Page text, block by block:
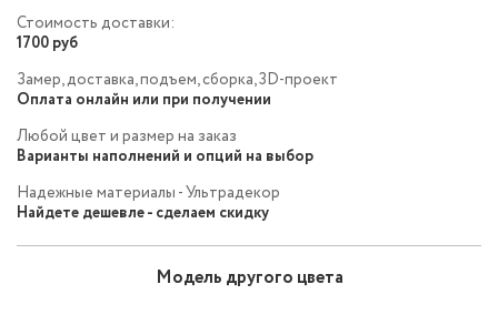
Стоимость доставки:
1700 руб
Замер, доставка, подъем, сборка, 3D-проект
Оплата онлайн или при получении
Любой цвет и размер на заказ
Варианты наполнений и опций на выбор
Надежные материалы - Ультрадекор
Найдете дешевле - сделаем скидку
Модель другого цвета